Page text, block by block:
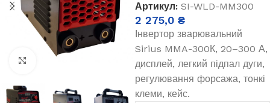
Клацніть, щоб збільшити
Артикул: SI-WLD-MM300
2 275,0 ₴
Інвертор зварювальний
Sirius MMA-300К, 20–300 А,
дисплей, легкий підпал дуги,
регулювання форсажа, тонкі
клеми, кейс.